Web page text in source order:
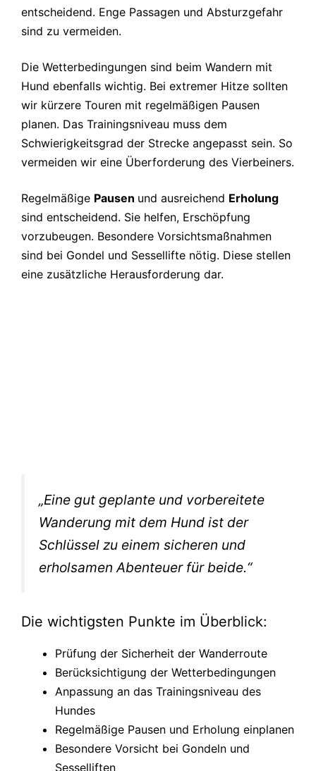
entscheidend. Enge Passagen und Absturzgefahr
sind zu vermeiden.
Die Wetterbedingungen sind beim Wandern mit
Hund ebenfalls wichtig. Bei extremer Hitze sollten
wir kürzere Touren mit regelmäßigen Pausen
planen. Das Trainingsniveau muss dem
Schwierigkeitsgrad der Strecke angepasst sein. So
vermeiden wir eine Überforderung des Vierbeiners.
Regelmäßige Pausen und ausreichend Erholung
sind entscheidend. Sie helfen, Erschöpfung
vorzubeugen. Besondere Vorsichtsmaßnahmen
sind bei Gondel und Sessellifte nötig. Diese stellen
eine zusätzliche Herausforderung dar.
„Eine gut geplante und vorbereitete
Wanderung mit dem Hund ist der
Schlüssel zu einem sicheren und
erholsamen Abenteuer für beide.“
Die wichtigsten Punkte im Überblick:
Prüfung der Sicherheit der Wanderroute
Berücksichtigung der Wetterbedingungen
Anpassung an das Trainingsniveau des
Hundes
Regelmäßige Pausen und Erholung einplanen
Besondere Vorsicht bei Gondeln und
Sesselliften